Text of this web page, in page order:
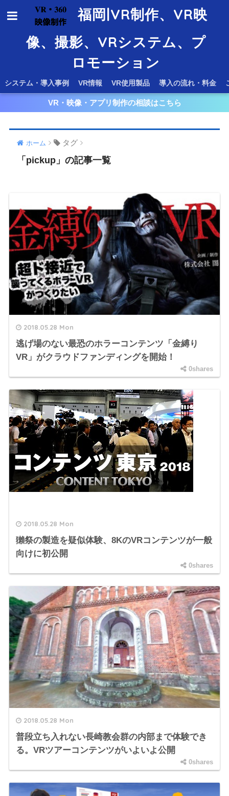
福岡|VR制作、VR映
像、撮影、VRシステム、プ
ロモーション
システム・導入事例 VR情報 VR使用製品 導入の流れ・料金
VR・映像・アプリ制作の相談はこちら
ホーム タグ
「pickup」の記事一覧
2018.05.28 Mon
逃げ場のない最恐のホラーコンテンツ「金縛り
VR」がクラウドファンディングを開始！
0shares
2018.05.28 Mon
獺祭の製造を疑似体験、8KのVRコンテンツが一般
向けに初公開
0shares
2018.05.28 Mon
普段立ち入れない長崎教会群の内部まで体験でき
る。VRツアーコンテンツがいよいよ公開
0shares